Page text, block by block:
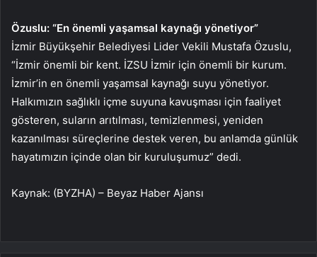
Özuslu: “En önemli yaşamsal kaynağı yönetiyor”
İzmir Büyükşehir Belediyesi Lider Vekili Mustafa Özuslu,
“İzmir önemli bir kent. İZSU İzmir için önemli bir kurum.
İzmir’in en önemli yaşamsal kaynağı suyu yönetiyor.
Halkımızın sağlıklı içme suyuna kavuşması için faaliyet
gösteren, suların arıtılması, temizlenmesi, yeniden
kazanılması süreçlerine destek veren, bu anlamda günlük
hayatımızın içinde olan bir kuruluşumuz” dedi.
Kaynak: (BYZHA) – Beyaz Haber Ajansı